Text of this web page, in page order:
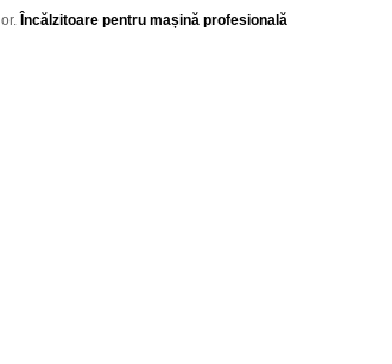
Încălzitoare pentru mașină profesională